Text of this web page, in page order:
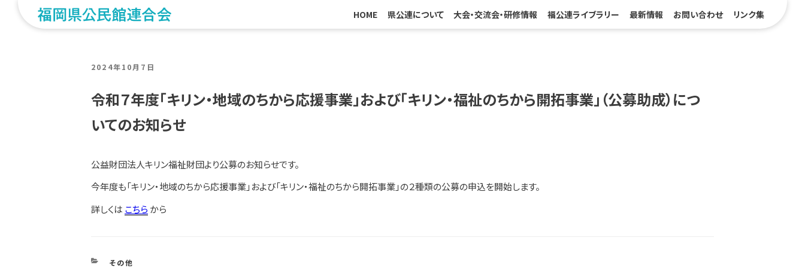
HOME 県公連について 大会・交流会・研修情報 福公連ライブラリー 最新情報 お問い合わせ リンク集
POSTED
2024年10月7日
令和７年度「キリン・地域のちから応援事業」および「キリン・福祉のちから開拓事業」（公募助成）につ
いてのお知らせ
公益財団法人キリン福祉財団より公募のお知らせです。
今年度も「キリン・地域のちから応援事業」および「キリン・福祉のちから開拓事業」の２種類の公募の申込を開始します。
詳しくは こちら から
CATEGORIES
その他